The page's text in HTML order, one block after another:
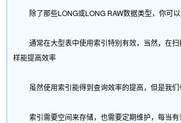
除了那些LONG或LONG RAW数据类型，你可以
通常在大型表中使用索引特别有效，当然，在扫
样能提高效率
虽然使用索引能得到查询效率的提高，但是我们
索引需要空间来存储，也需要定期维护，每当有